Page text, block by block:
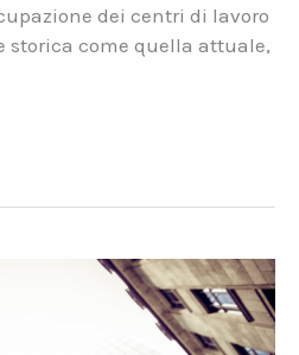
dei centri di lavoro
storica come quella attuale,